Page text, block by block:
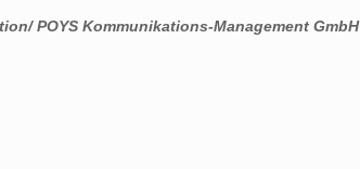
POYS Kommunikations-Management GmbH